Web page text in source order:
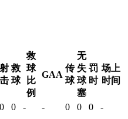
射
击
救
球
救
球
比
例
GAA
传
球
无
失
球
塞
罚
时
场上
时间
0 0 - - 0 0 0
-